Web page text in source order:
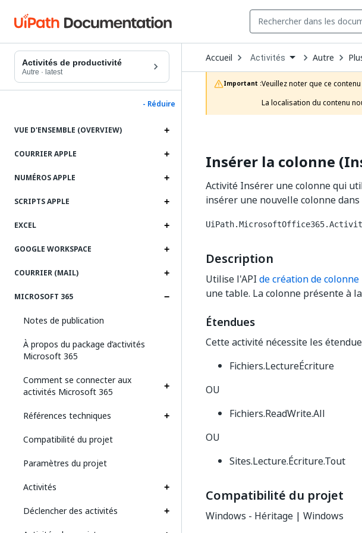
Activités de productivité
Autre · latest
- Réduire
VUE D'ENSEMBLE (OVERVIEW)
COURRIER APPLE
NUMÉROS APPLE
SCRIPTS APPLE
EXCEL
GOOGLE WORKSPACE
COURRIER (MAIL)
MICROSOFT 365
Notes de publication
À propos du package d’activités
Microsoft 365
Comment se connecter aux
activités Microsoft 365
Références techniques
Compatibilité du projet
Paramètres du projet
Activités
Déclencher des activités
Accueil Open
Dropdown
to
choose
product
Activités Autre
Important :Veuillez noter que ce
La localisation du contenu
Insérer la colonne
Activité Insérer une colonne qui
insérer une nouvelle colonne
Description
Utilise l'API de création de colonne
une table. La colonne présente à
Étendues
Cette activité nécessite les
Fichiers.LectureÉcriture
OU
Fichiers.ReadWrite.All
OU
Sites.Lecture.Écriture.Tout
Compatibilité du projet
Windows - Héritage | Windows